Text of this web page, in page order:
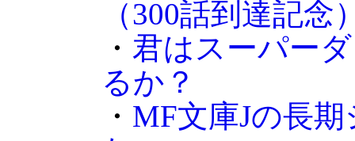
（300話到達記念
・ 君はスーパー
るか？
・ MF文庫Jの長